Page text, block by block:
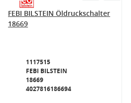
FEBI BILSTEIN Öldruckschalter
18669
1117515
FEBI BILSTEIN
18669
4027816186694